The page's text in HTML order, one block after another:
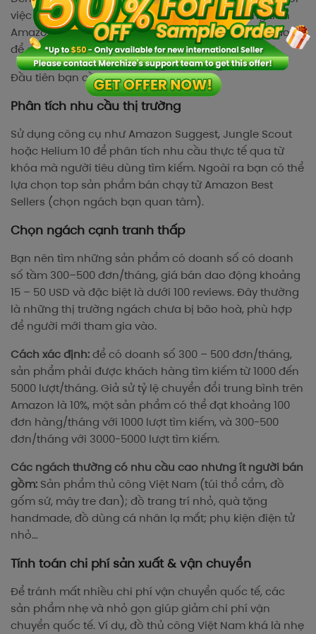
việc bạn đã tạo thành công tài khoản bán hàng trên
Amazon. Vậy ở bước này bạn cần thực hiện như nào
để có thể “win" ở một nền tảng khá là cạnh tranh?
Đầu tiên bạn cần:
Phân tích nhu cầu thị trường
Sử dụng công cụ như Amazon Suggest, Jungle Scout
hoặc Helium 10 để phân tích nhu cầu thực tế qua từ
khóa mà người tiêu dùng tìm kiếm. Ngoài ra bạn có thể
lựa chọn top sản phẩm bán chạy từ Amazon Best
Sellers (chọn ngách bạn quan tâm).
Chọn ngách cạnh tranh thấp
Bạn nên tìm những sản phẩm có doanh số có doanh
số tầm 300–500 đơn/tháng, giá bán dao động khoảng
15 – 50 USD và đặc biệt là dưới 100 reviews. Đây thường
là những thị trường ngách chưa bị bão hoà, phù hợp
để người mới tham gia vào.
Cách xác định:để có doanh số 300 – 500 đơn/tháng,
sản phẩm phải được khách hàng tìm kiếm từ 1000 đến
5000 lượt/tháng. Giả sử tỷ lệ chuyển đổi trung bình trên
Amazon là 10%, một sản phẩm có thể đạt khoảng 100
đơn hàng/tháng với 1000 lượt tìm kiếm, và 300-500
đơn/tháng với 3000-5000 lượt tìm kiếm.
Các ngách thường có nhu cầu cao nhưng ít người bán
gồm: Sản phẩm thủ công Việt Nam (túi thổ cẩm, đồ
gốm sứ, mây tre đan); đồ trang trí nhỏ, quà tặng
handmade, đồ dùng cá nhân lạ mắt; phụ kiện điện tử
nhỏ…
Tính toán chi phí sản xuất & vận chuyển
Để tránh mất nhiều chi phí vận chuyển quốc tế, các
sản phẩm nhẹ và nhỏ gọn giúp giảm chi phí vận
chuyển quốc tế. Ví dụ, đồ thủ công Việt Nam khá là nhẹ